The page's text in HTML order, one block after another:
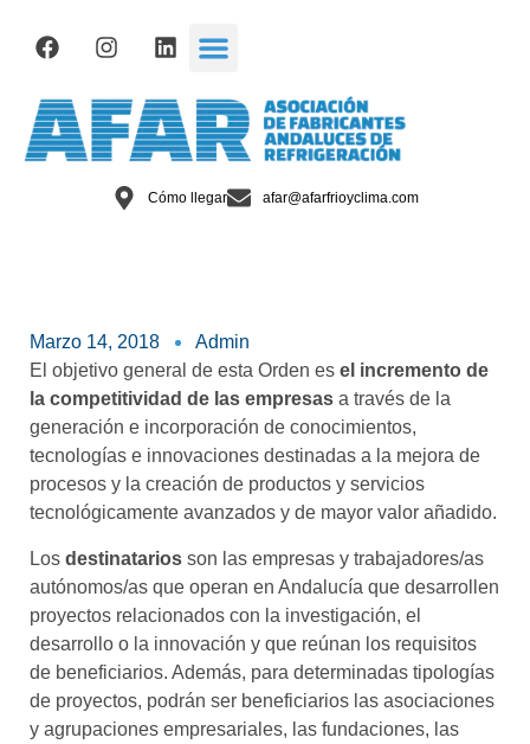
Cómo llegar afar@afarfrioyclima.com
Marzo 14, 2018
Admin
El objetivo general de esta Orden es el incremento de
la competitividad de las empresas a través de la
generación e incorporación de conocimientos,
tecnologías e innovaciones destinadas a la mejora de
procesos y la creación de productos y servicios
tecnológicamente avanzados y de mayor valor añadido.
Los destinatarios son las empresas y trabajadores/as
autónomos/as que operan en Andalucía que desarrollen
proyectos relacionados con la investigación, el
desarrollo o la innovación y que reúnan los requisitos
de beneficiarios. Además, para determinadas tipologías
de proyectos, podrán ser beneficiarios las asociaciones
y agrupaciones empresariales, las fundaciones, las